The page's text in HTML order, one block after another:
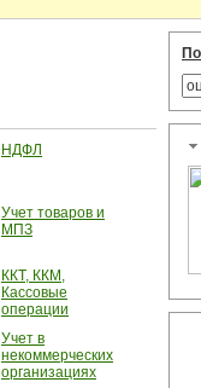
НДФЛ
Учет товаров и
МПЗ
ККТ, ККМ,
Кассовые
операции
Учет в
некоммерческих
организациях